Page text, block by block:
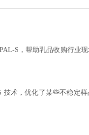
PAL-S，帮助乳品收购行业
技术，优化了某些不稳定